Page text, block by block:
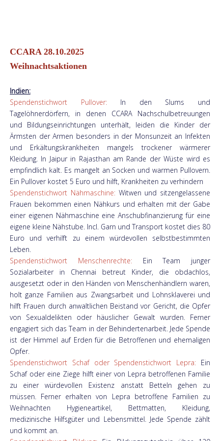
CCARA 28.10.2025
Weihnachtsaktionen
Indien:
Spendenstichwort Pullover: In den Slums und
Tagelöhnerdörfern, in denen CCARA Nachschulbetreuungen
und Bildungseinrichtungen unterhält, leiden die Kinder der
Ärmsten der Armen besonders in der Monsunzeit an Infekten
und Erkältungskrankheiten mangels trockener wärmerer
Kleidung. In Jaipur in Rajasthan am Rande der Wüste wird es
empfindlich kalt. Es mangelt an Socken und warmen Pullovern.
Ein Pullover kostet 5 Euro und hilft, Krankheiten zu verhindern
Spendenstichwort Nähmaschine:Witwen und sitzengelassene
Frauen bekommen einen Nähkurs und erhalten mit der Gabe
einer eigenen Nähmaschine eine Anschubfinanzierung für eine
eigene kleine Nähstube. Incl. Garn und Transport kostet dies 80
Euro und verhilft zu einem würdevollen selbstbestimmten
Leben.
Spendenstichwort Menschenrechte:Ein Team junger
Sozialarbeiter in Chennai betreut Kinder, die obdachlos,
ausgesetzt oder in den Händen von Menschenhändlern waren,
holt ganze Familien aus Zwangsarbeit und Lohnsklaverei und
hilft Frauen durch anwaltlichen Beistand vor Gericht, die Opfer
von Sexualdelikten oder häuslicher Gewalt wurden. Ferner
engagiert sich das Team in der Behindertenarbeit. Jede Spende
ist der Himmel auf Erden für die Betroffenen und ehemaligen
Opfer.
Spendenstichwort Schaf oder Spendenstichwort Lepra: Ein
Schaf oder eine Ziege hilft einer von Lepra betroffenen Familie
zu einer würdevollen Existenz anstatt Betteln gehen zu
müssen. Ferner erhalten von Lepra betroffene Familien zu
Weihnachten Hygieneartikel, Bettmatten, Kleidung,
medizinische Hilfsgüter und Lebensmittel. Jede Spende zählt
und kommt an.